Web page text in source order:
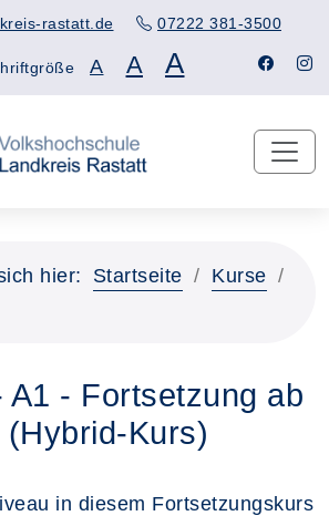
rastatt.de 07222 381-3500
A A A
hier: Startseite
Kurse
A1 - Fortsetzung ab
Kurs)
in diesem Fortsetzungskurs